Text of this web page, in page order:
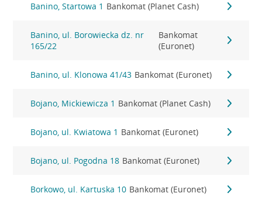
Banino, Startowa 1 Bankomat (Planet Cash)
Banino, ul. Borowiecka dz. nr
165/22
Bankomat
(Euronet)
Banino, ul. Klonowa 41/43 Bankomat (Euronet)
Bojano, Mickiewicza 1 Bankomat (Planet Cash)
Bojano, ul. Kwiatowa 1 Bankomat (Euronet)
Bojano, ul. Pogodna 18 Bankomat (Euronet)
Borkowo, ul. Kartuska 10 Bankomat (Euronet)